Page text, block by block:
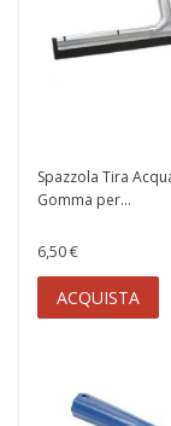
Spazzola Tira
Gomma per...
6,50 €
ACQUISTA